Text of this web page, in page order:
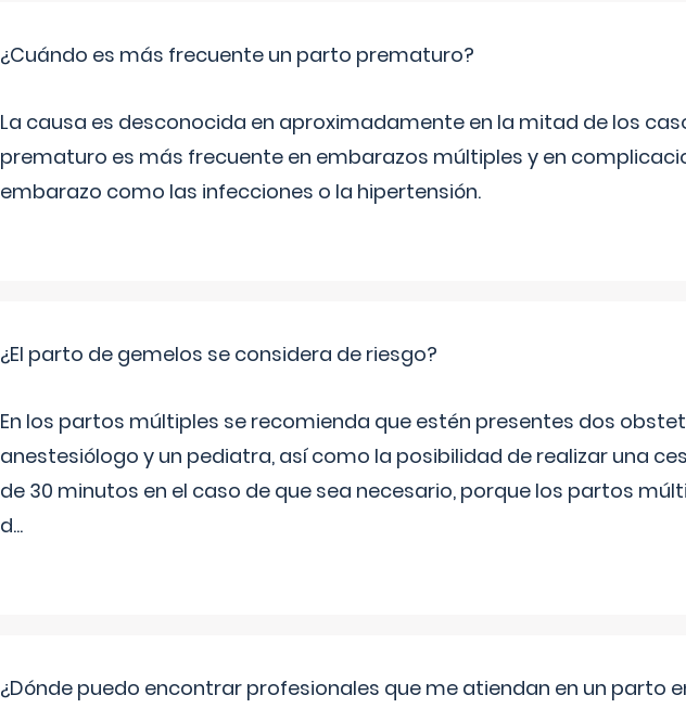
¿Cuándo es más frecuente un parto prematuro?
La causa es desconocida en aproximadamente en la mitad de los
prematuro es más frecuente en embarazos múltiples y en
embarazo como las infecciones o la hipertensión.
¿El parto de gemelos se considera de riesgo?
En los partos múltiples se recomienda que estén presentes dos
anestesiólogo y un pediatra, así como la posibilidad de realizar una
de 30 minutos en el caso de que sea necesario, porque los partos
d...
¿Dónde puedo encontrar profesionales que me atiendan en un parto